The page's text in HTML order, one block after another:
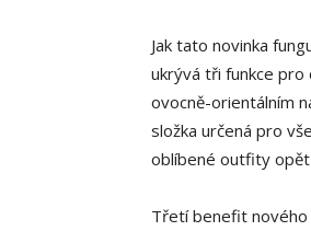
Jak tato novinka
ukrývá tři funkce pro
ovocně-orientálním
složka určená pro
oblíbené outfity opět
Třetí benefit nového